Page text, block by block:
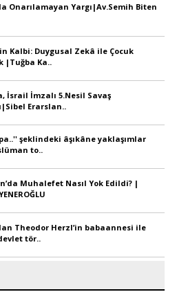
Onarılamayan Yargı|Av.Semih Biten
Kalbi: Duygusal Zekâ ile Çocuk
|Tuğba Ka..
İsrail İmzalı 5.Nesil Savaş
Erarslan..
şeklindeki âşıkâne yaklaşımlar
to..
Muhalefet Nasıl Yok Edildi? |
Theodor Herzl’in babaannesi ile
tör..